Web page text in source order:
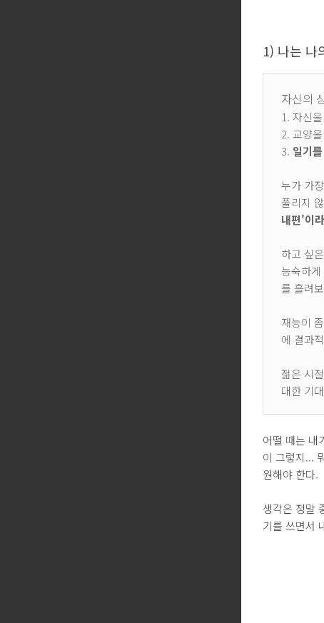
1) 나는 나
자신의
1. 자신
2. 교양
3. 일기
누가 가
풀리지
내편'이
하고 싶
능숙하
를 흘려
재능이
에 결과
젊은 시
대한 기
어떨 때는 내
이 그렇지...
원해야 한다.
생각은 정말
기를 쓰면서